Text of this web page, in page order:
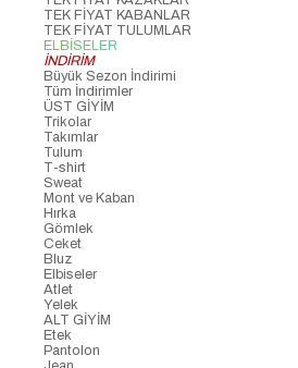
TEK FİYAT KABANLAR
TEK FİYAT TULUMLAR
ELBİSELER
İNDİRİM
Büyük Sezon İndirimi
Tüm İndirimler
ÜST GİYİM
Trikolar
Takımlar
Tulum
T-shirt
Sweat
Mont ve Kaban
Hırka
Gömlek
Ceket
Bluz
Elbiseler
Atlet
Yelek
ALT GİYİM
Etek
Pantolon